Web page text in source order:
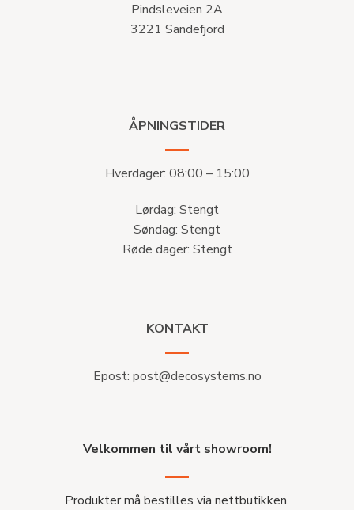
Pindsleveien 2A
3221 Sandefjord
ÅPNINGSTIDER
Hverdager: 08:00 – 15:00
Lørdag: Stengt
Søndag: Stengt
Røde dager: Stengt
KONTAKT
Epost: post@decosystems.no
Velkommen til vårt showroom!
Produkter må bestilles via nettbutikken.